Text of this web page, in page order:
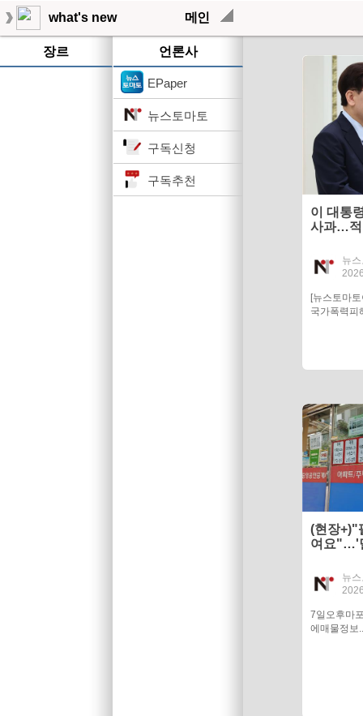
what's new 메인
장르 언론사
EPaper
뉴스토마토
구독신청
구독추천
이 대통
사과…적
뉴
[뉴스토마
국가폭력피
(현장+)"
여요"…'
뉴
7일오후마
에매물정보..